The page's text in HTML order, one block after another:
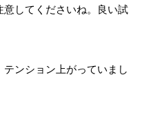
してくださいね。良い試
ンション上がっていまし